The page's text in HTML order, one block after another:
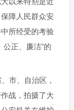
障人民群众安
所经受的考验
正、廉洁”的
市、自治区，
战，拍摄了大